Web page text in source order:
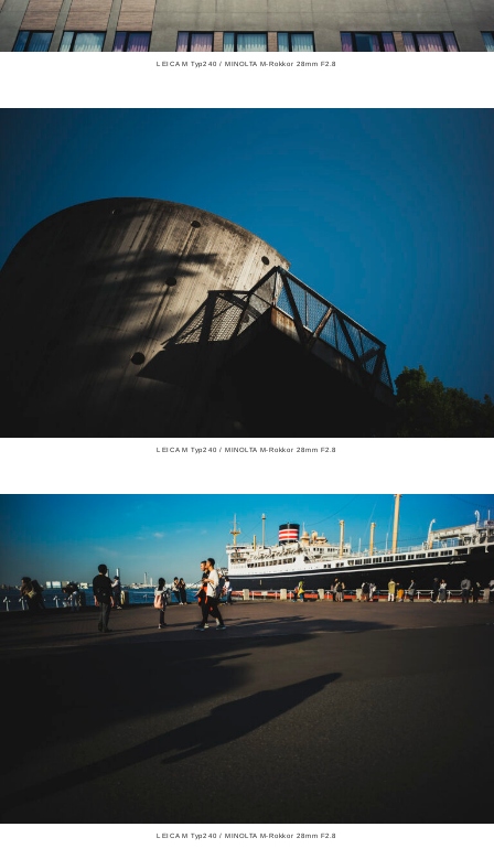
LEICA M Typ240 / MINOLTA M-Rokkor 28mm F2.8
LEICA M Typ240 / MINOLTA M-Rokkor 28mm F2.8
LEICA M Typ240 / MINOLTA M-Rokkor 28mm F2.8